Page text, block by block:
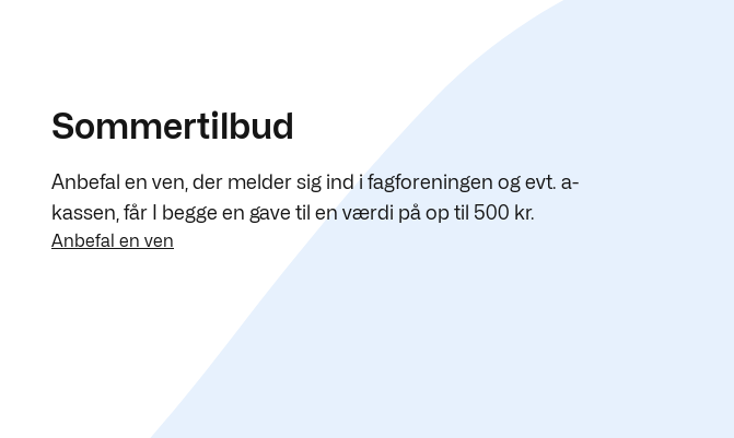
Sommertilbud
Anbefal en ven, der melder sig ind i fagforeningen og evt. a-
kassen, får I begge en gave til en værdi på op til 500 kr.
Anbefal en ven